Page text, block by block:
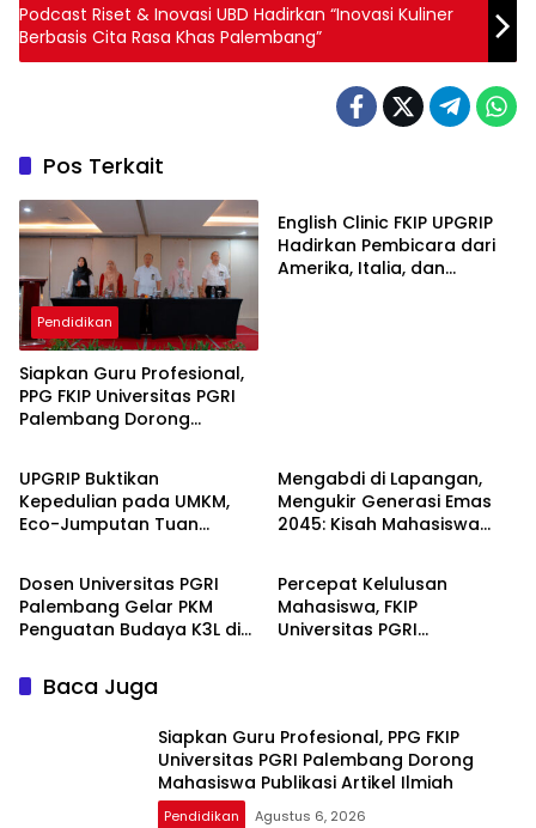
Podcast Riset & Inovasi UBD Hadirkan “Inovasi Kuliner
Berbasis Cita Rasa Khas Palembang”
Pos Terkait
Pendidikan
Siapkan Guru Profesional,
PPG FKIP Universitas PGRI
Palembang Dorong
English Clinic FKIP UPGRIP
Hadirkan Pembicara dari
Amerika, Italia, dan
Pendidikan
UPGRIP Buktikan
Kepedulian pada UMKM,
Eco-Jumputan Tuan
Mahasiswa
Mengabdi di Lapangan,
Mengukir Generasi Emas
2045: Kisah Mahasiswa
Ogan Ilir
Pendidikan
Dosen Universitas PGRI
Palembang Gelar PKM
Penguatan Budaya K3L di
Pendidikan
Percepat Kelulusan
Mahasiswa, FKIP
Universitas PGRI
Baca Juga
Siapkan Guru Profesional, PPG FKIP
Universitas PGRI Palembang Dorong
Mahasiswa Publikasi Artikel Ilmiah
Pendidikan Agustus 6, 2026